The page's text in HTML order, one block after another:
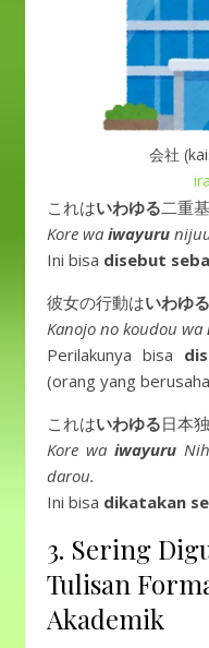
会社
これはいわゆる二重
Kore wa iwayuru
Ini bisa disebut
彼女の行動はいわゆる
Kanojo no koudou wa
Perilakunya bisa
(orang yang
これはいわゆる日本
Kore wa iwayuru
darou.
Ini bisa dikatakan
3. Sering
Tulisan
Akademik